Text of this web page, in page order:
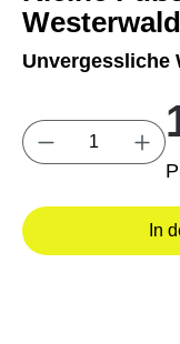
Westerwald
Unvergessliche
Produkt
In